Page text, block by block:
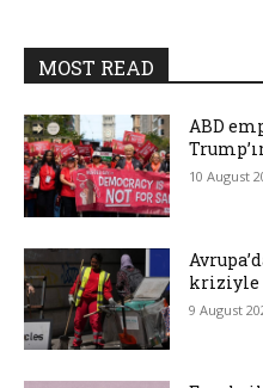
MOST READ
ABD
10 August
kriziyle
9 August